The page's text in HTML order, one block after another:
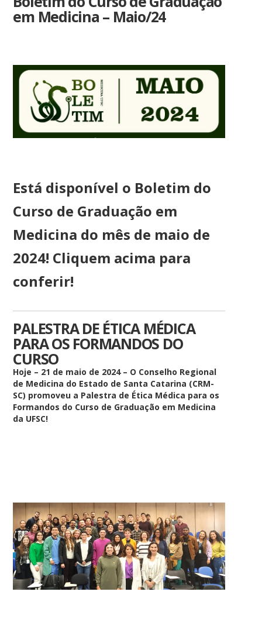
em Medicina – Maio/24
Está disponível o Boletim do
Curso de Graduação em
Medicina do mês de maio de
2024! Cliquem acima para
conferir!
PALESTRA DE ÉTICA MÉDICA
PARA OS FORMANDOS DO
CURSO
Hoje – 21 de maio de 2024 – O Conselho Regional
de Medicina do Estado de Santa Catarina (CRM-
SC) promoveu a Palestra de Ética Médica para os
Formandos do Curso de Graduação em Medicina
da UFSC!